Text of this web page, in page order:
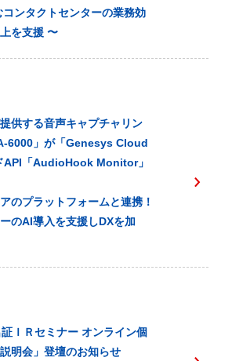
ンタクトセンターの業務効
を支援 〜
供する音声キャプチャリン
6000」が「Genesys Cloud
「AudioHook Monitor」
のプラットフォームと連携！
のAI導入を支援しDXを加
ＩＲセミナー オンライン個
明会」登壇のお知らせ